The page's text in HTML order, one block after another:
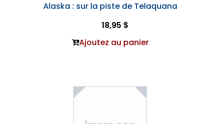
Alaska : sur la piste de Telaquana
18,95 $
Ajoutez au panier